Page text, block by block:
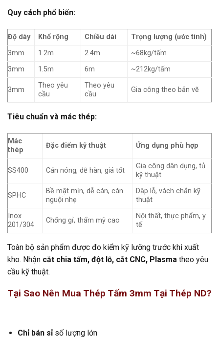
Quy cách phổ biến:
Độ dày Khổ rộng Chiều dài
Trọng lượng (ước tính)
3mm
1.2m 2.4m
~68kg/tấm
3mm
1.5m 6m ~212kg/tấm
3mm
Theo yêu
cầu
Theo yêu
cầu
Gia công theo bản vẽ
Tiêu chuẩn và mác thép:
Mác
thép
Đặc điểm kỹ thuật Ứng dụng phù hợp
SS400 Cán nóng, dễ hàn, giá tốt
Gia công dân dụng, tủ
kỹ thuật
SPHC
Bề mặt mịn, dễ cán, cán
nguội nhẹ
Dập lỗ, vách chắn kỹ
thuật
Inox
201/304
Chống gỉ, thẩm mỹ cao
Nội thất, thực phẩm, y
tế
Toàn bộ sản phẩm được đo kiểm kỹ lưỡng trước khi xuất
kho. Nhận cắt chia tấm, đột lỗ, cắt CNC, Plasma theo yêu
cầu kỹ thuật.
Tại Sao Nên Mua Thép Tấm 3mm Tại Thép ND?
Chỉ bán sỉsố lượng lớn